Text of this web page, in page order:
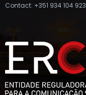
Contact: +351 934 104 923